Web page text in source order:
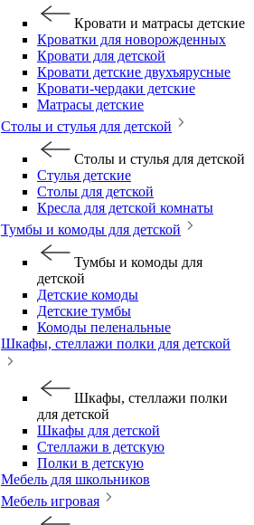
Кровати и матрасы детские
Кроватки для новорожденных
Кровати для детской
Кровати детские двухъярусные
Кровати-чердаки детские
Матрасы детские
Столы и стулья для детской
Столы и стулья для детской
Стулья детские
Столы для детской
Кресла для детской комнаты
Тумбы и комоды для детской
Тумбы и комоды для
детской
Детские комоды
Детские тумбы
Комоды пеленальные
Шкафы, стеллажи полки для детской
Шкафы, стеллажи полки
для детской
Шкафы для детской
Стеллажи в детскую
Полки в детскую
Мебель для школьников
Мебель игровая